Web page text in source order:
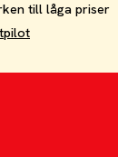
till låga priser